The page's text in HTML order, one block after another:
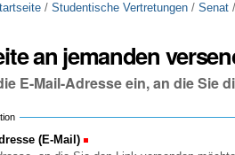
/Studentische Vertretungen /Senat
an jemanden
E-Mail-Adresse ein, an die Sie
(E-Mail)